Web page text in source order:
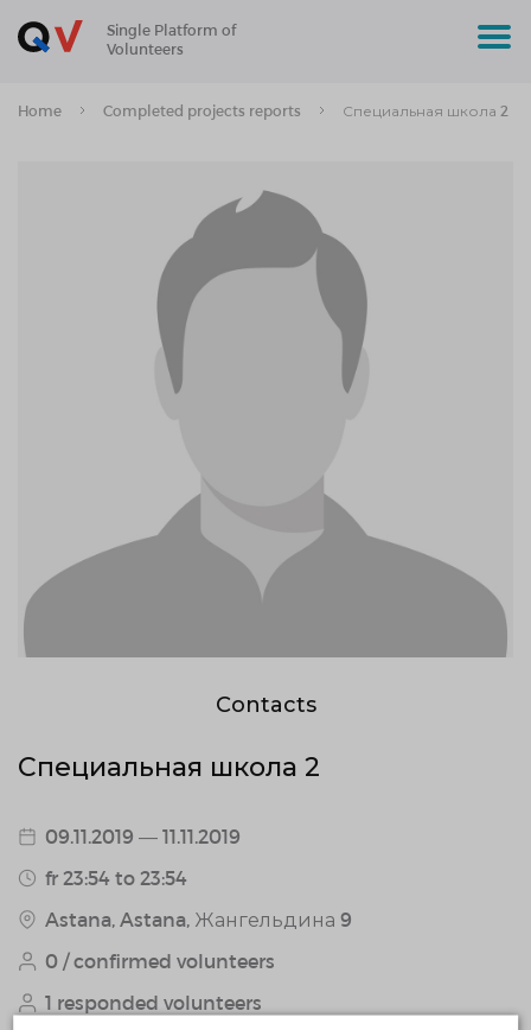
Single Platform of
Volunteers
Home Completed projects reports Специальная школа 2
Contacts
Специальная школа 2
09.11.2019 — 11.11.2019
fr 23:54 to 23:54
Astana, Astana, Жангельдина 9
0 / confirmed volunteers
1 responded volunteers